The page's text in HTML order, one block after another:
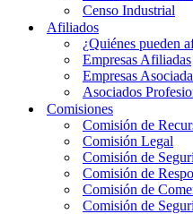
Censo Industrial
Afiliados
¿Quiénes pueden
Empresas Afiliadas
Empresas
Asociados
Comisiones
Comisión de
Comisión Legal
Comisión de
Comisión de
Comisión de
Comisión de